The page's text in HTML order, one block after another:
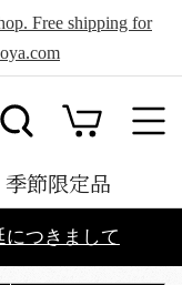
Free shipping for
季節限定品
つきまして